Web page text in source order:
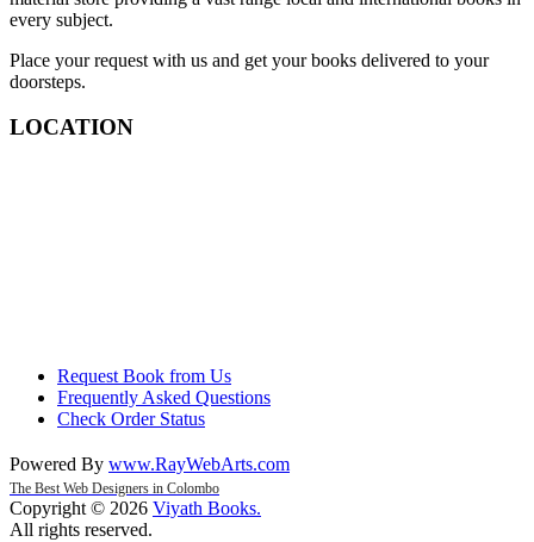
every subject.
Place your request with us and get your books delivered to your
doorsteps.
LOCATION
Request Book from Us
Frequently Asked Questions
Check Order Status
Powered By www.RayWebArts.com
The Best Web Designers in Colombo
Copyright © 2026 Viyath Books.
All rights reserved.